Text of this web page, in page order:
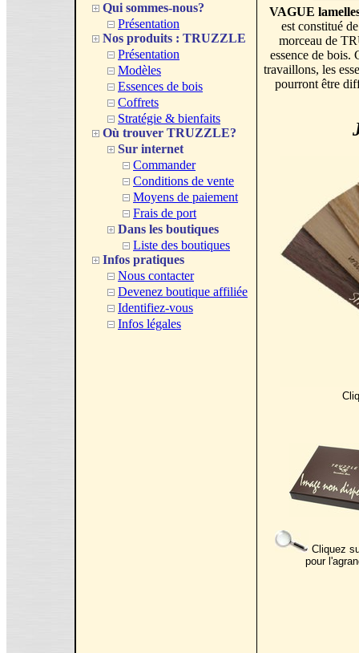
Qui sommes-nous?
Présentation
Nos produits : TRUZZLE
Présentation
Modèles
Essences de bois
Coffrets
Stratégie & bienfaits
Où trouver TRUZZLE?
Sur internet
Commander
Conditions de vente
Moyens de paiement
Frais de port
Dans les boutiques
Liste des boutiques
Infos pratiques
Nous contacter
Devenez boutique affiliée
Identifiez-vous
Infos légales
VAGUE
est constitué
morceau de
essence de bois.
travaillons, les
pourront être
Cliquez
pour